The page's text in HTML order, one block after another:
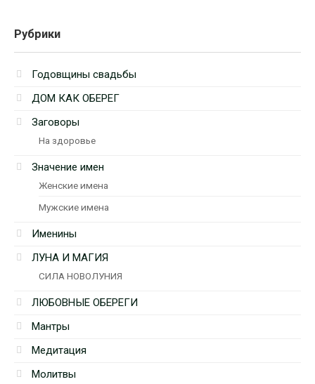
Рубрики
Годовщины свадьбы
ДОМ КАК ОБЕРЕГ
Заговоры
На здоровье
Значение имен
Женские имена
Мужские имена
Именины
ЛУНА И МАГИЯ
СИЛА НОВОЛУНИЯ
ЛЮБОВНЫЕ ОБЕРЕГИ
Мантры
Медитация
Молитвы